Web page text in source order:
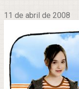
11 de abril de 2008